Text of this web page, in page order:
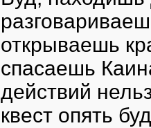
открываешь
спасаешь
действий
квест опять